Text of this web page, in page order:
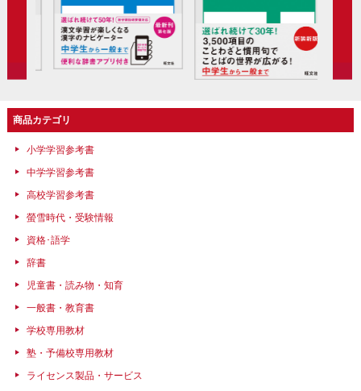
商品カテゴリ
小学学習参考書
中学学習参考書
高校学習参考書
螢雪時代・受験情報
資格･語学
辞書
児童書・読み物・知育
一般書・教育書
学校専用教材
塾・予備校専用教材
ライセンス製品・サービス